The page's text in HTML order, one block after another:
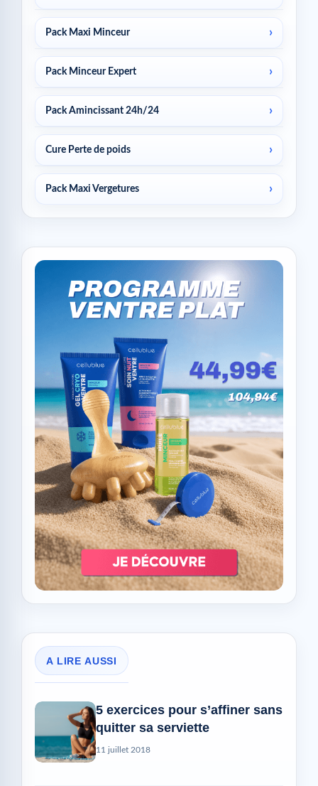
Pack Maxi Minceur
Pack Minceur Expert
Pack Amincissant 24h/24
Cure Perte de poids
Pack Maxi Vergetures
A LIRE AUSSI
5 exercices pour s’affiner sans
quitter sa serviette
11 juillet 2018